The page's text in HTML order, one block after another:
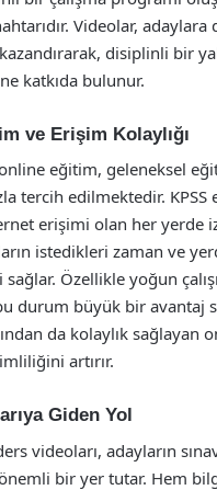
Videolar, adaylara
kazandırarak, disiplinli bir
katkıda bulunur.
ve Erişim Kolaylığı
eğitim, geleneksel
tercih edilmektedir. KPSS
erişimi olan her yerde
istedikleri zaman ve
Özellikle yoğun
durum büyük bir avantaj
da kolaylık sağlayan
artırır.
Giden Yol
videoları, adayların
bir yer tutar. Hem